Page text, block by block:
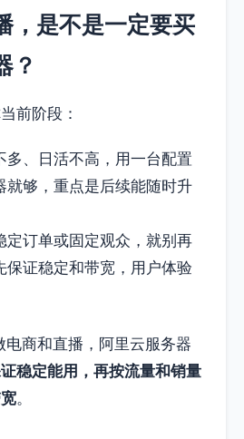
，是不是一定要买
？
前阶段：
多、日活不高，用一台配置
就够，重点是后续能随时升
定订单或固定观众，就别再
保证稳定和带宽，用户体验
商和直播，阿里云服务器
稳定能用，再按流量和销量
。